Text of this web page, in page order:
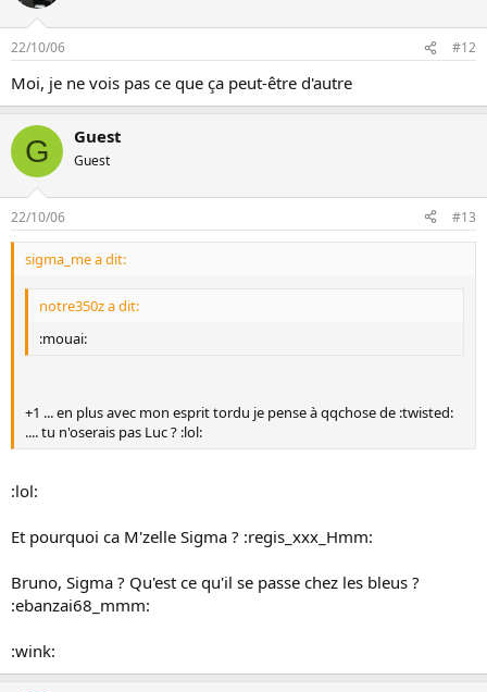
22/10/06 #12
Moi, je ne vois pas ce que ça peut-être d'autre
G Guest
Guest
22/10/06 #13
sigma_me a dit:
notre350z a dit:
:mouai:
+1 ... en plus avec mon esprit tordu je pense à qqchose de :twisted:
.... tu n'oserais pas Luc ? :lol:
:lol:
Et pourquoi ca M'zelle Sigma ? :regis_xxx_Hmm:
Bruno, Sigma ? Qu'est ce qu'il se passe chez les bleus ?
:ebanzai68_mmm:
:wink: